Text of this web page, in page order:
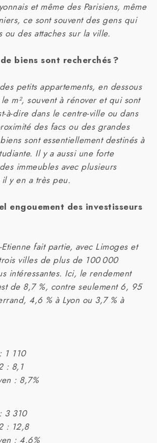
et même des Parisiens, même
ce sont souvent des gens qui
ou des attaches sur la ville.
biens sont recherchés ?
petits appartements, en dessous
m², souvent à rénover et qui sont
à-dire dans le centre-ville ou dans
des facs ou des grandes
sont essentiellement destinés à
Il y a aussi une forte
immeubles avec plusieurs
y en a très peu.
engouement des investisseurs
fait partie, avec Limoges et
villes de plus de 100 000
intéressantes. Ici, le rendement
de 8,7 %, contre seulement 6, 95
4,6 % à Lyon ou 3,7 % à
1 110
: 8,1
: 8,7%
3 310
: 12,8
: 4,6%